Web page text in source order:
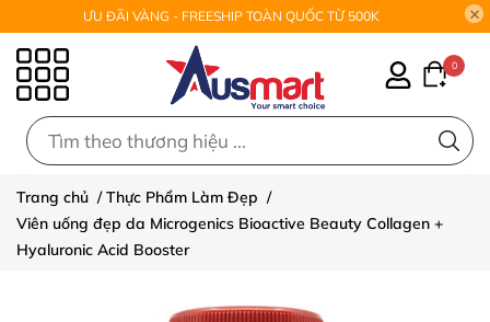
ƯU ĐÃI VÀNG - FREESHIP TOÀN QUỐC TỪ 500K
0
Trang chủ /Thực Phẩm Làm Đẹp /
Viên uống đẹp da Microgenics Bioactive Beauty Collagen +
Hyaluronic Acid Booster